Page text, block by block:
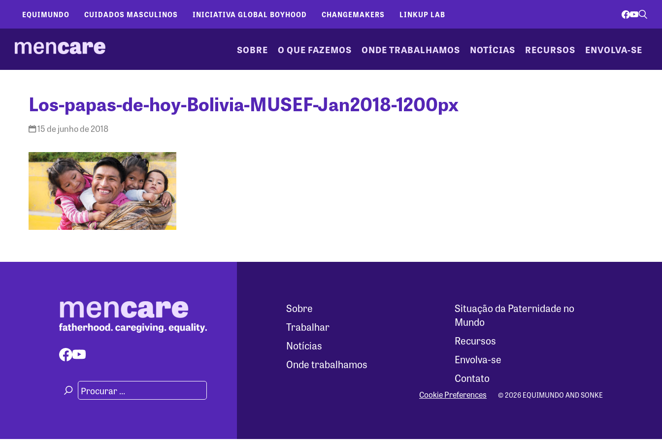
EQUIMUNDO CUIDADOS MASCULINOS INICIATIVA GLOBAL BOYHOOD CHANGEMAKERS LINKUP LAB
SOBRE O QUE FAZEMOS ONDE TRABALHAMOS NOTÍCIAS RECURSOS ENVOLVA-SE
Los-papas-de-hoy-Bolivia-MUSEF-Jan2018-1200px
15 de junho de 2018
Sobre
Trabalhar
Notícias
Onde trabalhamos
Situação da Paternidade no
Mundo
Recursos
Envolva-se
Contato
Cookie Preferences © 2026 EQUIMUNDO AND SONKE